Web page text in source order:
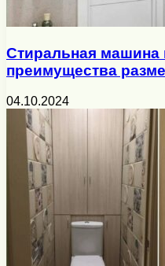
Стиральная машина
преимущества
04.10.2024